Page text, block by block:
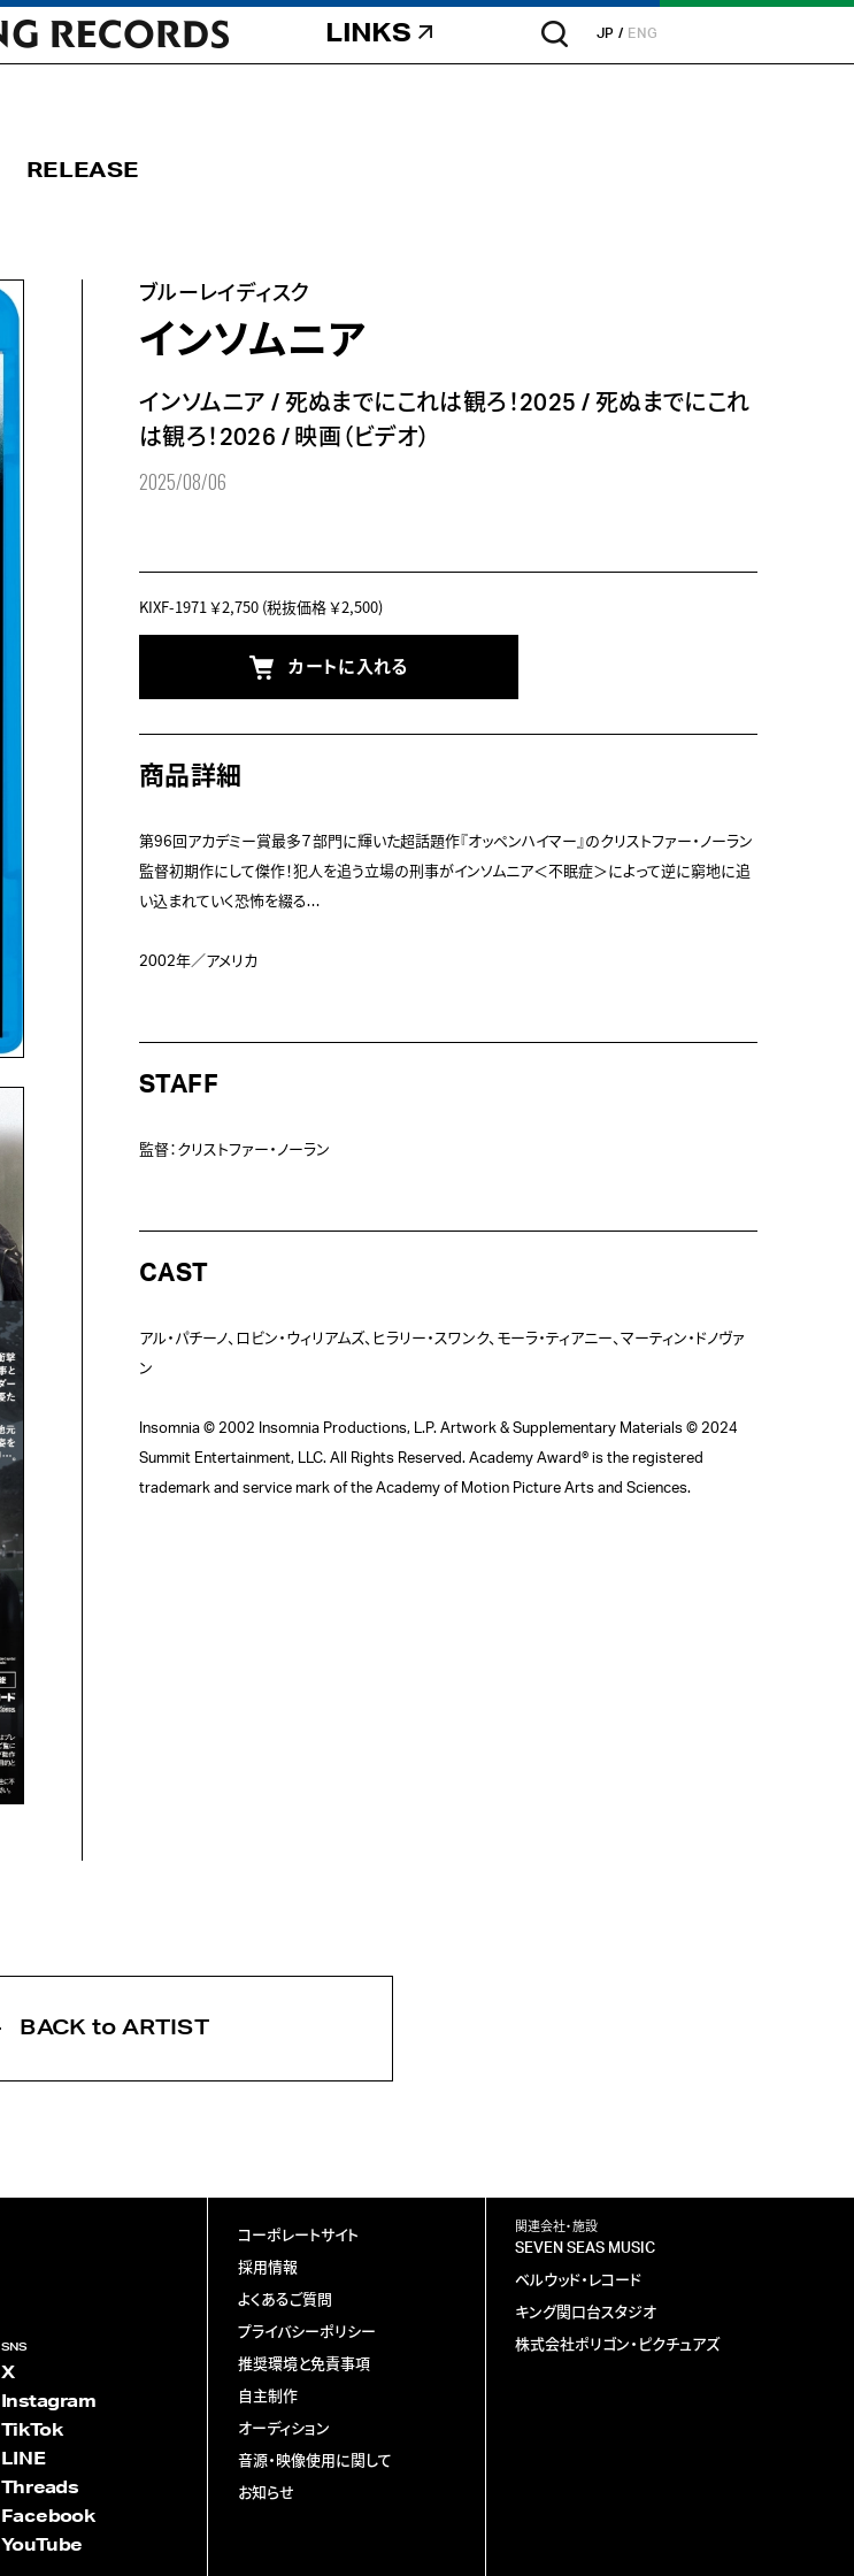
LINKS JP ENG
RELEASE
ブルーレイディスク
インソムニア
インソムニア / 死ぬまでにこれは観ろ！2025 / 死ぬまでにこれ
は観ろ！2026 / 映画（ビデオ）
2025/08/06
KIXF-1971￥2,750 (税抜価格 ￥2,500)
カートに入れる
商品詳細
第96回アカデミー賞最多７部門に輝いた超話題作『オッペンハイマー』のクリストファー・ノーラン
監督初期作にして傑作！犯人を追う立場の刑事がインソムニア＜不眠症＞によって逆に窮地に追
い込まれていく恐怖を綴る…
2002年／アメリカ
STAFF
監督：クリストファー・ノーラン
CAST
アル・パチーノ、ロビン・ウィリアムズ、ヒラリー・スワンク、モーラ・ティアニー、マーティン・ドノヴァ
ン
Insomnia © 2002 Insomnia Productions, L.P. Artwork & Supplementary Materials © 2024
Summit Entertainment, LLC. All Rights Reserved. Academy Award® is the registered
trademark and service mark of the Academy of Motion Picture Arts and Sciences.
BACK to ARTIST
SNS
X
Instagram
TikTok
LINE
Threads
Facebook
YouTube
コーポレートサイト
採用情報
よくあるご質問
プライバシーポリシー
推奨環境と免責事項
自主制作
オーディション
音源・映像使用に関して
お知らせ
関連会社・施設
SEVEN SEAS MUSIC
ベルウッド・レコード
キング関口台スタジオ
株式会社ポリゴン・ピクチュアズ